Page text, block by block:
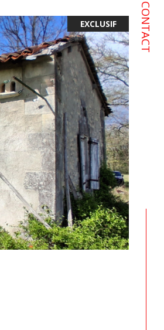
CONTACT
EXCLUSIF